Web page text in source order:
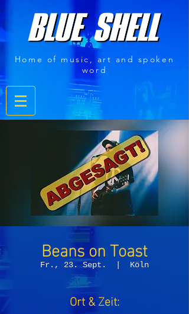
Home of music, art and spoken
word
Beans on Toast
Fr., 23. Sept. Köln
Ort & Zeit: